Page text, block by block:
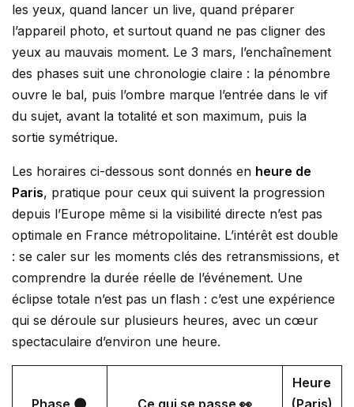
les yeux, quand lancer un live, quand préparer
l’appareil photo, et surtout quand ne pas cligner des
yeux au mauvais moment. Le 3 mars, l’enchaînement
des phases suit une chronologie claire : la pénombre
ouvre le bal, puis l’ombre marque l’entrée dans le vif
du sujet, avant la totalité et son maximum, puis la
sortie symétrique.
Les horaires ci-dessous sont donnés en heure de
Paris, pratique pour ceux qui suivent la progression
depuis l’Europe même si la visibilité directe n’est pas
optimale en France métropolitaine. L’intérêt est double
: se caler sur les moments clés des retransmissions, et
comprendre la durée réelle de l’événement. Une
éclipse totale n’est pas un flash : c’est une expérience
qui se déroule sur plusieurs heures, avec un cœur
spectaculaire d’environ une heure.
Phase 🌑 Ce qui se passe 👀
Heure
(Paris)